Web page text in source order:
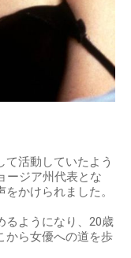
活動していたよう
ージア州代表とな
かけられました。
るようになり、20歳
から女優への道を歩